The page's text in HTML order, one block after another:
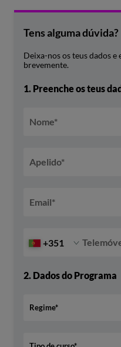
Tens alguma dúvida?
Deixa-nos os teus dados
brevemente.
1. Preenche os teus
Nome*
Apelido*
Email*
+351
2. Dados do Programa